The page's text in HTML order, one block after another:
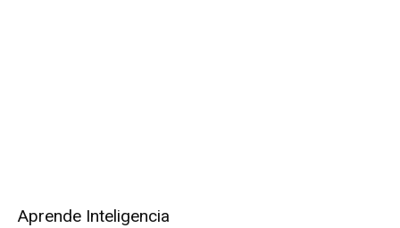
Aprende Inteligencia